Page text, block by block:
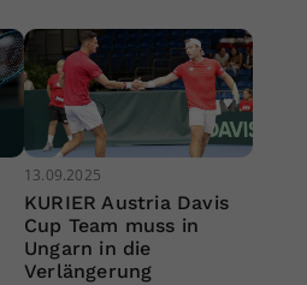
13.09.2025
KURIER Austria Davis
Cup Team muss in
Ungarn in die
Verlängerung